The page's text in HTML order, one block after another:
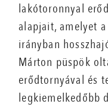
lakótoronnyal
alapjait, amelyet
irányban
Márton püspök
erődtornyával és
legkiemelkedőbb